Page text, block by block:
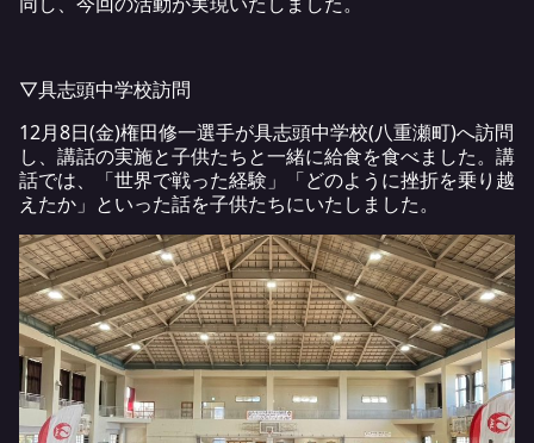
▽具志頭中学校訪問
12月8日(金)権田修一選手が具志頭中学校(八重瀬町)へ訪問
し、講話の実施と子供たちと一緒に給食を食べました。講
話では、「世界で戦った経験」「どのように挫折を乗り越
えたか」といった話を子供たちにいたしました。